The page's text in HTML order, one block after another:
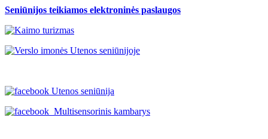
Seniūnijos teikiamos elektroninės paslaugos
Utenos seniūnija
Multisensorinis kambarys